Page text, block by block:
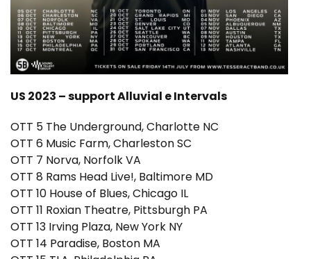
US 2023 – support Alluvial e Intervals
OTT 5 The Underground, Charlotte NC
OTT 6 Music Farm, Charleston SC
OTT 7 Norva, Norfolk VA
OTT 8 Rams Head Live!, Baltimore MD
OTT 10 House of Blues, Chicago IL
OTT 11 Roxian Theatre, Pittsburgh PA
OTT 13 Irving Plaza, New York NY
OTT 14 Paradise, Boston MA